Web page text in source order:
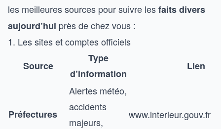
les meilleures sources pour suivre lesfaits divers
aujourd’hui près de chez vous :
1. Les sites et comptes officiels
Source
Type
d’information
Lien
Préfectures
Alertes météo,
accidents
majeurs,
www.interieur.gouv.fr